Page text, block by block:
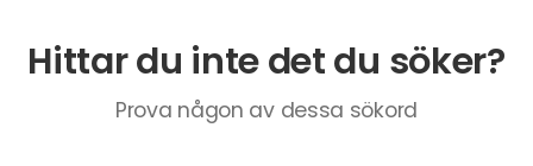
Hittar du inte det du söker?
Prova någon av dessa sökord